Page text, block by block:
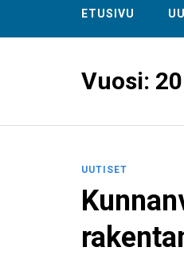
ETUSIVU
Vuosi:
UUTISET